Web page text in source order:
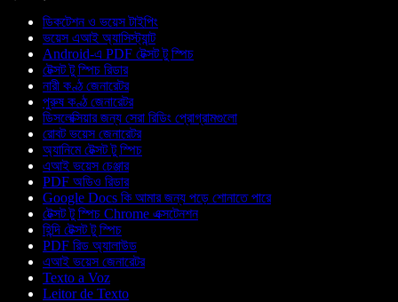
ডিকটেশন ও ভয়েস টাইপিং
ভয়েস এআই অ্যাসিস্ট্যান্ট
Android-এ PDF টেক্সট টু স্পিচ
টেক্সট টু স্পিচ রিডার
নারী কণ্ঠ জেনারেটর
পুরুষ কণ্ঠ জেনারেটর
ডিসলেক্সিয়ার জন্য সেরা রিডিং প্রোগ্রামগুলো
রোবট ভয়েস জেনারেটর
অ্যানিমে টেক্সট টু স্পিচ
এআই ভয়েস চেঞ্জার
PDF অডিও রিডার
Google Docs কি আমার জন্য পড়ে শোনাতে পারে
টেক্সট টু স্পিচ Chrome এক্সটেনশন
হিন্দি টেক্সট টু স্পিচ
PDF রিড অ্যালাউড
এআই ভয়েস জেনারেটর
Texto a Voz
Leitor de Texto